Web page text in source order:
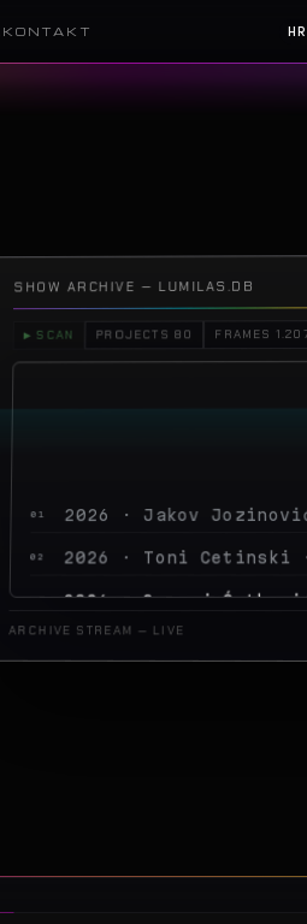
HR
KONTAKT
SHOW ARCHIVE — LUMILAS.DB
▶ SCAN PROJECTS 80 FRAMES 1.207
2026 · Sergej
2026 · Peđa
ARCHIVE STREAM — LIVE